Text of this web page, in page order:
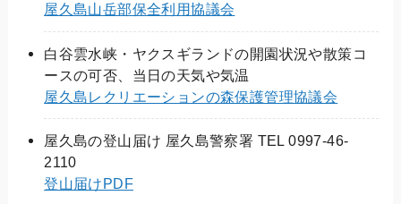
屋久島山岳部保全利用協議会
白谷雲水峡・ヤクスギランドの開園状況や散策コ
ースの可否、当日の天気や気温
屋久島レクリエーションの森保護管理協議会
屋久島の登山届け 屋久島警察署 TEL 0997-46-
2110
登山届けPDF